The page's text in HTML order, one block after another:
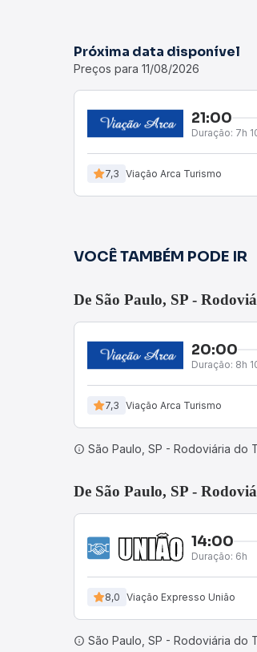
Próxima data disponível
Preços para 11/08/2026
21:00
Duração: 7h
7,3 Viação Arca Turismo
VOCÊ TAMBÉM PODE IR
De São Paulo, SP -
20:00
Duração: 8h
7,3 Viação Arca Turismo
São Paulo, SP - Rodoviária do
De São Paulo, SP -
14:00
Duração: 6h
8,0 Viação Expresso União
São Paulo, SP - Rodoviária do